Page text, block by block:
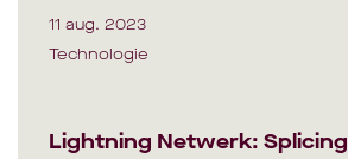
11 aug. 2023
Technologie
Lightning Netwerk: Splicing